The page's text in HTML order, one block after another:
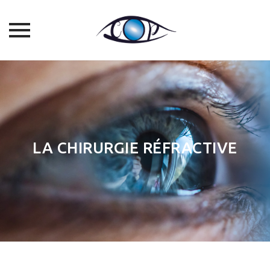
content
LA CHIRURGIE RÉFRACTIVE